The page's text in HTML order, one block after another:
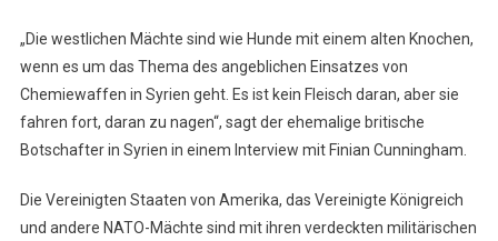
„Die westlichen Mächte sind wie Hunde mit einem alten Knochen,
wenn es um das Thema des angeblichen Einsatzes von
Chemiewaffen in Syrien geht. Es ist kein Fleisch daran, aber sie
fahren fort, daran zu nagen“, sagt der ehemalige britische
Botschafter in Syrien in einem Interview mit Finian Cunningham.
Die Vereinigten Staaten von Amerika, das Vereinigte Königreich
und andere NATO-Mächte sind mit ihren verdeckten militärischen